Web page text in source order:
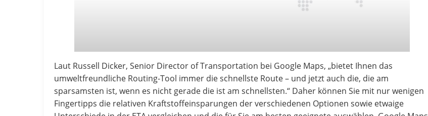
Laut Russell Dicker, Senior Director of Transportation bei Google Maps, „bietet Ihnen das
umweltfreundliche Routing-Tool immer die schnellste Route – und jetzt auch die, die am
sparsamsten ist, wenn es nicht gerade die ist am schnellsten.“ Daher können Sie mit nur wenigen
Fingertipps die relativen Kraftstoffeinsparungen der verschiedenen Optionen sowie etwaige